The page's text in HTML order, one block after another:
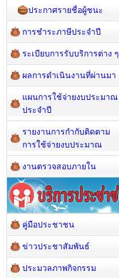
ประกาศรายชื่อผู้ชนะ
การชำระภาษีประจำปี
ระเบียบการรับบริการต่าง ๆ
ผลการดำเนินงานที่ผ่านมา
แผนการใช้จ่ายงบประมาณ
ประจำปี
รายงานการกำกับติดตาม
การใช้จ่ายงบประมาณ
งานตรวจสอบภายใน
คู่มือประชาชน
ข่าวประชาสัมพันธ์
ประมวลภาพกิจกรรม